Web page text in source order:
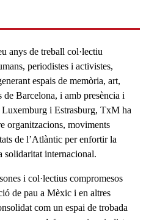
anys de treball col·lectiu
, periodistes i activistes,
espais de memòria, art,
Barcelona, i amb presència i
i Estrasburg, TxM ha
organitzacions, moviments
de l’Atlàntic per enfortir la
solidaritat internacional.
i col·lectius compromesos
de pau a Mèxici en altres
com un espai de trobada